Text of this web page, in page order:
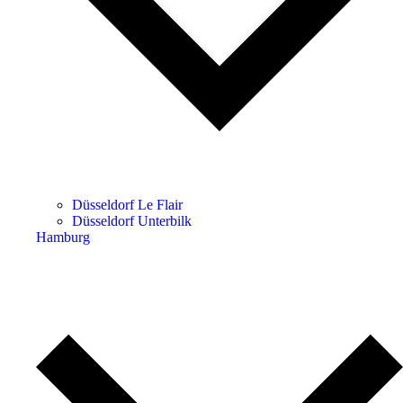
Düsseldorf Le Flair
Düsseldorf Unterbilk
Hamburg